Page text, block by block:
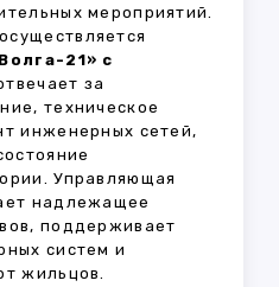
мероприятий.
осуществляется
21» с
за
техническое
инженерных сетей,
Управляющая
надлежащее
поддерживает
систем и
жильцов.